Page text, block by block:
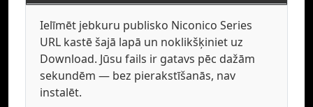
Ielīmēt jebkuru publisko Niconico Series
URL kastē šajā lapā un noklikšķiniet uz
Download. Jūsu fails ir gatavs pēc dažām
sekundēm — bez pierakstīšanās, nav
instalēt.